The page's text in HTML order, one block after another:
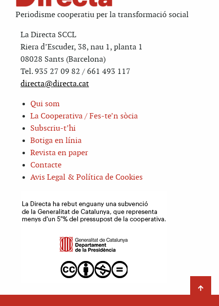
Periodisme cooperatiu per la transformació social
La Directa SCCL
Riera d’Escuder, 38, nau 1, planta 1
08028 Sants (Barcelona)
Tel. 935 27 09 82 / 661 493 117
directa@directa.cat
Qui som
La Cooperativa / Fes-te’n sòcia
Subscriu-t’hi
Botiga en línia
Revista en paper
Contacte
Avis Legal & Política de Cookies